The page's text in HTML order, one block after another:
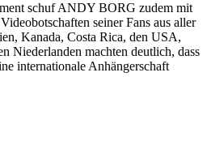
schuf ANDY BORG zudem mit
seiner Fans aus aller
Kanada, Costa Rica, den USA,
Niederlanden machten deutlich, dass
internationale Anhängerschaft